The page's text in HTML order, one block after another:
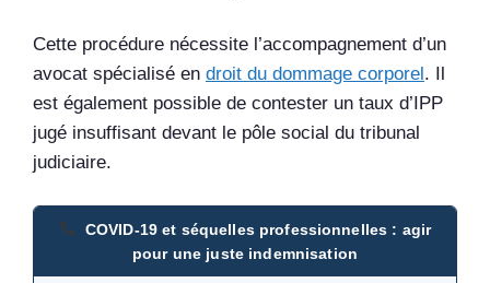
Cette procédure nécessite l’accompagnement d’un
avocat spécialisé en droit du dommage corporel. Il
est également possible de contester un taux d’IPP
jugé insuffisant devant le pôle social du tribunal
judiciaire.
COVID-19 et séquelles professionnelles : agir
pour une juste indemnisation